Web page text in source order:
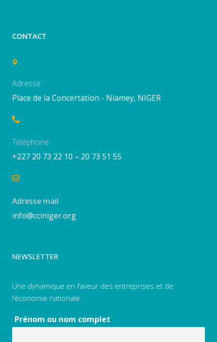
CONTACT
Adresse
Place de la Concertation - Niamey, NIGER
Téléphone
+227 20 73 22 10 – 20 73 51 55
Adresse mail
info@cciniger.org
NEWSLETTER
Une dynamique en faveur des entreprises et de
l’économie nationale.
Prénom ou nom complet